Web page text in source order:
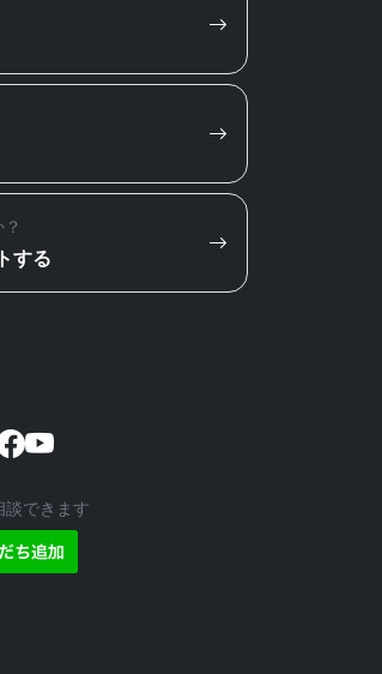
する
談できます